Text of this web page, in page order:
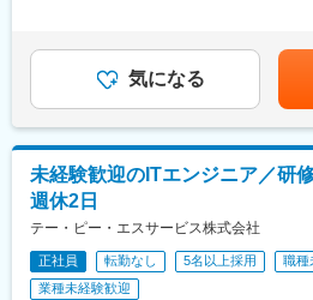
・全社のデータ基盤を支える大規
が動作する）ワークフローエンジン
・クラウドの最新技術を取り入れ
■働き方
・兼業（副業）OK
・リモートワーク制度：働き方の
せるため、自宅または会社の指定
任意で選択することができます。
変更の範囲：無
【導入対応】
・受注後～利用開始までのスケジ
・受領した駐車場データの確認、
社内のルール特性などをよく理解
・受領した顧客（借主様）データ
アントの文化や社内のルール特性
の移行手続き支援を実施いただきま
・クライアントからの問い合わせ
【活用促進】
・オンボーディングが完了したお客
アサインする等級で変動します。※
す。■賞与：年2回賃金はあくまで
じて上下する可能性があります。
記です。
気になる
未経験歓迎のITエンジニア／研
週休2日
テー・ピー・エスサービス株式会社
正社員 転勤なし 5名以上採用
職種
業種未経験歓迎